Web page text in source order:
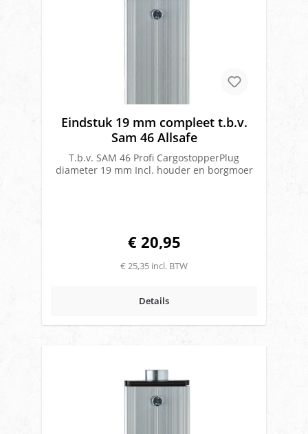
Eindstuk 19 mm compleet t.b.v.
Sam 46 Allsafe
T.b.v. SAM 46 Profi CargostopperPlug
diameter 19 mm Incl. houder en borgmoer
€ 20,95
€ 25,35 incl. BTW
Details